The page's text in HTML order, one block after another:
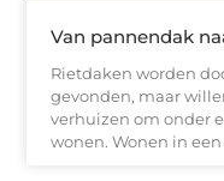
Van pannendak
Rietdaken worden
gevonden, maar
verhuizen om onder
wonen. Wonen in